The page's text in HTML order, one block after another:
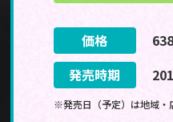
価格 638
発売時期
※発売日（予定）は地域・